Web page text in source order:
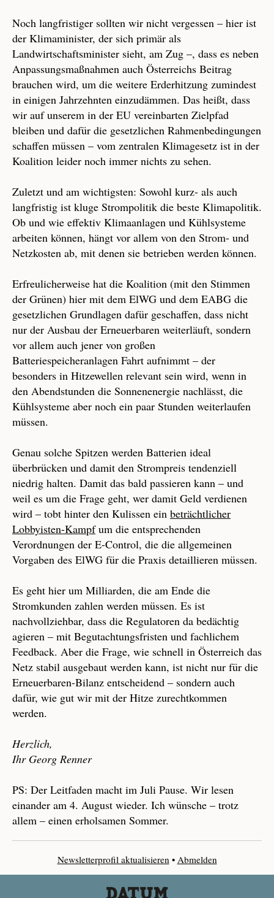
Noch langfristiger sollten wir nicht vergessen – hier ist
der Klimaminister, der sich primär als
Landwirtschaftsminister sieht, am Zug –, dass es neben
Anpassungsmaßnahmen auch Österreichs Beitrag
brauchen wird, um die weitere Erderhitzung zumindest
in einigen Jahrzehnten einzudämmen. Das heißt, dass
wir auf unserem in der EU vereinbarten Zielpfad
bleiben und dafür die gesetzlichen Rahmenbedingungen
schaffen müssen – vom zentralen Klimagesetz ist in der
Koalition leider noch immer nichts zu sehen.
Zuletzt und am wichtigsten: Sowohl kurz- als auch
langfristig ist kluge Strompolitik die beste Klimapolitik.
Ob und wie effektiv Klimaanlagen und Kühlsysteme
arbeiten können, hängt vor allem von den Strom- und
Netzkosten ab, mit denen sie betrieben werden können.
Erfreulicherweise hat die Koalition (mit den Stimmen
der Grünen) hier mit dem ElWG und dem EABG die
gesetzlichen Grundlagen dafür geschaffen, dass nicht
nur der Ausbau der Erneuerbaren weiterläuft, sondern
vor allem auch jener von großen
Batteriespeicheranlagen Fahrt aufnimmt – der
besonders in Hitzewellen relevant sein wird, wenn in
den Abendstunden die Sonnenenergie nachlässt, die
Kühlsysteme aber noch ein paar Stunden weiterlaufen
müssen.
Genau solche Spitzen werden Batterien ideal
überbrücken und damit den Strompreis tendenziell
niedrig halten. Damit das bald passieren kann – und
weil es um die Frage geht, wer damit Geld verdienen
wird – tobt hinter den Kulissen ein beträchtlicher
Lobbyisten-Kampfum die entsprechenden
Verordnungen der E-Control, die die allgemeinen
Vorgaben des ElWG für die Praxis detaillieren müssen.
Es geht hier um Milliarden, die am Ende die
Stromkunden zahlen werden müssen. Es ist
nachvollziehbar, dass die Regulatoren da bedächtig
agieren – mit Begutachtungsfristen und fachlichem
Feedback. Aber die Frage, wie schnell in Österreich das
Netz stabil ausgebaut werden kann, ist nicht nur für die
Erneuerbaren-Bilanz entscheidend – sondern auch
dafür, wie gut wir mit der Hitze zurechtkommen
werden.
Herzlich,
Ihr Georg Renner
PS: Der Leitfaden macht im Juli Pause. Wir lesen
einander am 4. August wieder. Ich wünsche – trotz
allem – einen erholsamen Sommer.
Newsletterprofil aktualisieren• Abmelden